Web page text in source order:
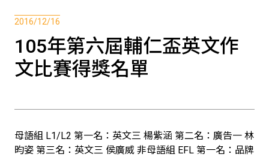
2016/12/16
105年第六屆輔仁盃英文作
文比賽得獎名單
母語組 L1/L2 第一名：英文三 楊紫涵 第二名：廣告一 林
昀姿 第三名：英文三 侯廣威 非母語組 EFL 第一名：品牌